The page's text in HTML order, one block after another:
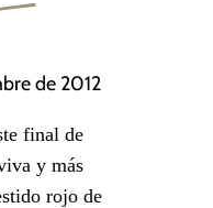
de 2012
final de
y más
rojo de